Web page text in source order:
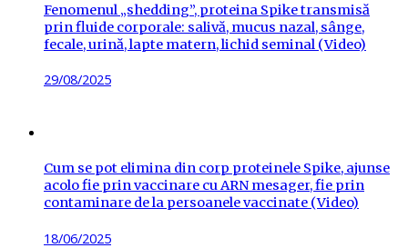
Fenomenul „shedding”, proteina Spike transmisă
prin fluide corporale: salivă, mucus nazal, sânge,
fecale, urină, lapte matern, lichid seminal (Video)
Posted
29/08/2025
Cum se pot elimina din corp proteinele Spike, ajunse
acolo fie prin vaccinare cu ARN mesager, fie prin
contaminare de la persoanele vaccinate (Video)
Posted
18/06/2025